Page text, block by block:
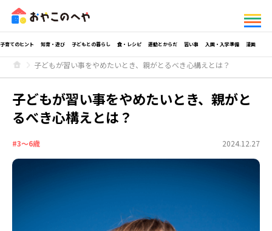
子育てのヒント 知育・遊び 子どもとの暮らし 食・レシピ 運動とからだ 習い事 入園・入学準備 漫画
子どもが習い事をやめたいとき、親がとるべき心構えとは？
子どもが習い事をやめたいとき、親がと
るべき心構えとは？
#3～6歳 2024.12.27